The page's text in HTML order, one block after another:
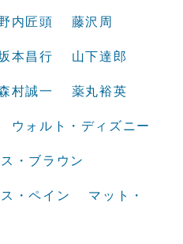
内匠頭 藤沢周
本昌行 山下達郎
村誠一 薬丸裕英
ウォルト・ディズニー
・ブラウン
・ペイン マット・